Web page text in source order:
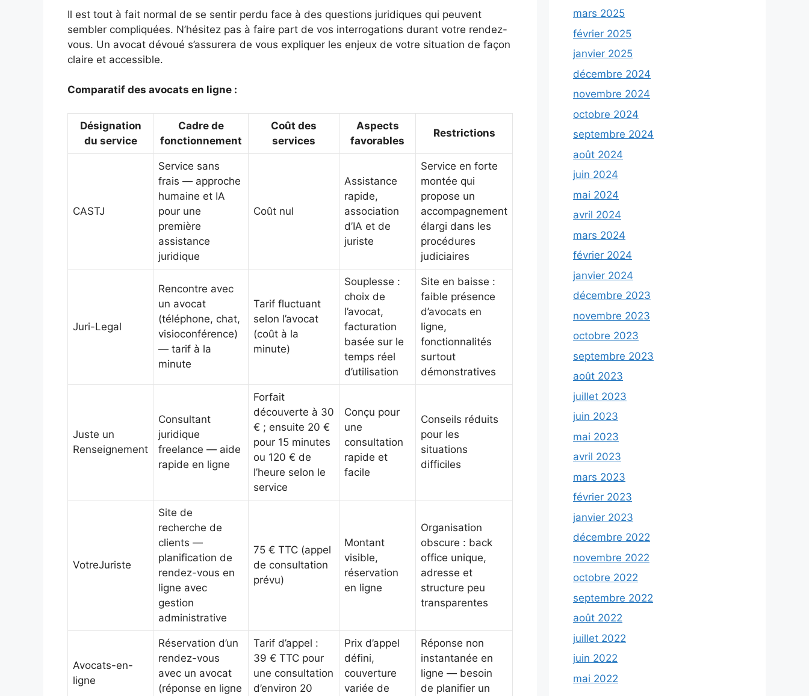
Il est tout à fait normal de se sentir perdu face à des questions juridiques qui peuvent
sembler compliquées. N’hésitez pas à faire part de vos interrogations durant votre rendez-
vous. Un avocat dévoué s’assurera de vous expliquer les enjeux de votre situation de façon
claire et accessible.
Comparatif des avocats en ligne :
Désignation
du service
Cadre de
fonctionnement
Coût des
services
Aspects
favorables
Restrictions
CASTJ
Service sans
frais — approche
humaine et IA
pour une
première
assistance
juridique
Coût nul
Assistance
rapide,
association
d’IA et de
juriste
Service en forte
montée qui
propose un
accompagnement
élargi dans les
procédures
judiciaires
Juri-Legal
Rencontre avec
un avocat
(téléphone, chat,
visioconférence)
— tarif à la
minute
Tarif fluctuant
selon l’avocat
(coût à la
minute)
Souplesse :
choix de
l’avocat,
facturation
basée sur le
temps réel
d’utilisation
Site en baisse :
faible présence
d’avocats en
ligne,
fonctionnalités
surtout
démonstratives
Juste un
Renseignement
Consultant
juridique
freelance — aide
rapide en ligne
Forfait
découverte à 30
€ ; ensuite 20 €
pour 15 minutes
ou 120 € de
l’heure selon le
service
Conçu pour
une
consultation
rapide et
facile
Conseils réduits
pour les
situations
difficiles
VotreJuriste
Site de
recherche de
clients —
planification de
rendez-vous en
ligne avec
gestion
administrative
75 € TTC (appel
de consultation
prévu)
Montant
visible,
réservation
en ligne
Organisation
obscure : back
office unique,
adresse et
structure peu
transparentes
Avocats-en-
ligne
Réservation d’un
rendez-vous
avec un avocat
(réponse en ligne
Tarif d’appel :
39 € TTC pour
une consultation
d’environ 20
Prix d’appel
défini,
couverture
variée de
Réponse non
instantanée en
ligne — besoin
de planifier un
mars 2025
février 2025
janvier 2025
décembre 2024
novembre 2024
octobre 2024
septembre 2024
août 2024
juin 2024
mai 2024
avril 2024
mars 2024
février 2024
janvier 2024
décembre 2023
novembre 2023
octobre 2023
septembre 2023
août 2023
juillet 2023
juin 2023
mai 2023
avril 2023
mars 2023
février 2023
janvier 2023
décembre 2022
novembre 2022
octobre 2022
septembre 2022
août 2022
juillet 2022
juin 2022
mai 2022